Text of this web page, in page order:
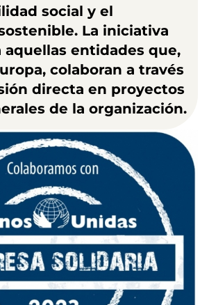
social y el
La iniciativa
aquellas entidades que,
colaboran a través
directa en proyectos
de la organización.